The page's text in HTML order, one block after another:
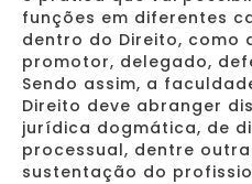
funções em diferentes
dentro do Direito, como
promotor, delegado,
Sendo assim, a
Direito deve abranger
jurídica dogmática, de
processual, dentre
sustentação do